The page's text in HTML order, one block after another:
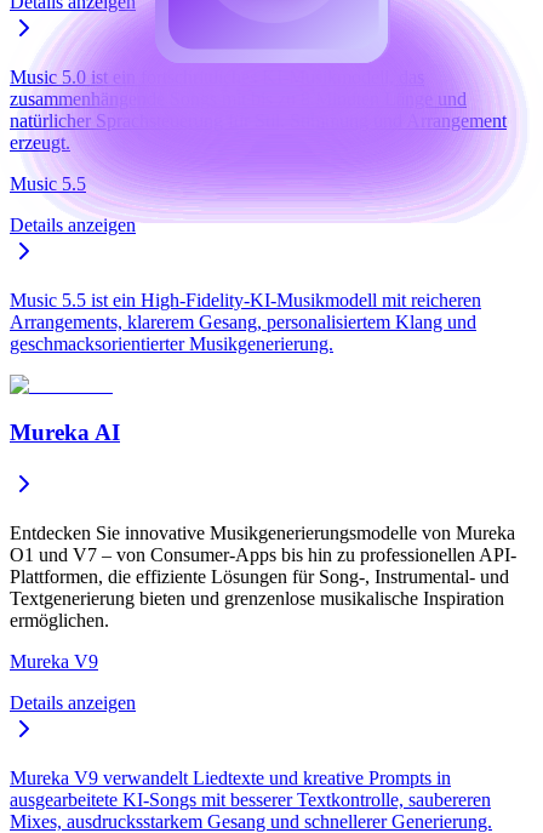
Music 5.0 ist ein fortschrittliches KI-Musikmodell, das
zusammenhängende Songs mit bis zu 8 Minuten Länge und
natürlicher Sprachsteuerung für Stil, Stimmung und Arrangement
erzeugt.
Music 5.5
Details anzeigen
Music 5.5 ist ein High-Fidelity-KI-Musikmodell mit reicheren
Arrangements, klarerem Gesang, personalisiertem Klang und
geschmacksorientierter Musikgenerierung.
Mureka AI
Entdecken Sie innovative Musikgenerierungsmodelle von Mureka
O1 und V7 – von Consumer-Apps bis hin zu professionellen API-
Plattformen, die effiziente Lösungen für Song-, Instrumental- und
Textgenerierung bieten und grenzenlose musikalische Inspiration
ermöglichen.
Mureka V9
Details anzeigen
Mureka V9 verwandelt Liedtexte und kreative Prompts in
ausgearbeitete KI-Songs mit besserer Textkontrolle, saubereren
Mixes, ausdrucksstarkem Gesang und schnellerer Generierung.